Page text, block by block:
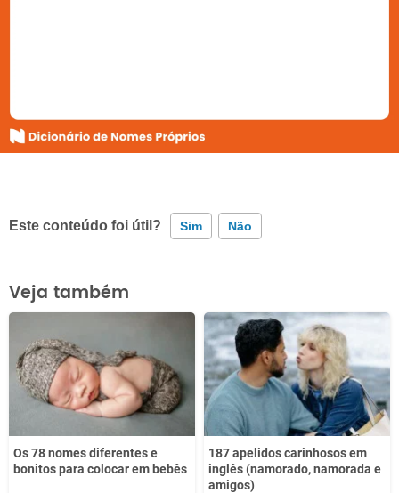
Este conteúdo foi útil? Sim Não
Este conteúdo contém informação incorreta
Este conteúdo não tem a informação que procuro
Outro
Veja também
Os 78 nomes diferentes e
bonitos para colocar em bebês
187 apelidos carinhosos em
inglês (namorado, namorada e
amigos)